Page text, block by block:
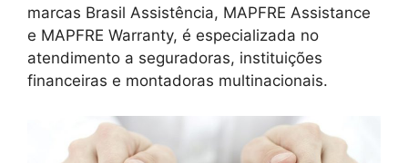
marcas Brasil Assistência, MAPFRE Assistance
e MAPFRE Warranty, é especializada no
atendimento a seguradoras, instituições
financeiras e montadoras multinacionais.